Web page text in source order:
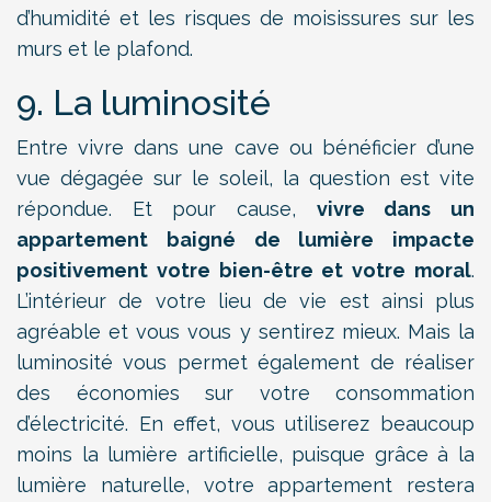
d’humidité et les risques de moisissures sur les
murs et le plafond.
9. La luminosité
Entre vivre dans une cave ou bénéficier d’une
vue dégagée sur le soleil, la question est vite
répondue. Et pour cause, vivre dans un
appartement baigné de lumière impacte
positivement votre bien-être et votre moral.
L’intérieur de votre lieu de vie est ainsi plus
agréable et vous vous y sentirez mieux. Mais la
luminosité vous permet également de réaliser
des économies sur votre consommation
d’électricité. En effet, vous utiliserez beaucoup
moins la lumière artificielle, puisque grâce à la
lumière naturelle, votre appartement restera